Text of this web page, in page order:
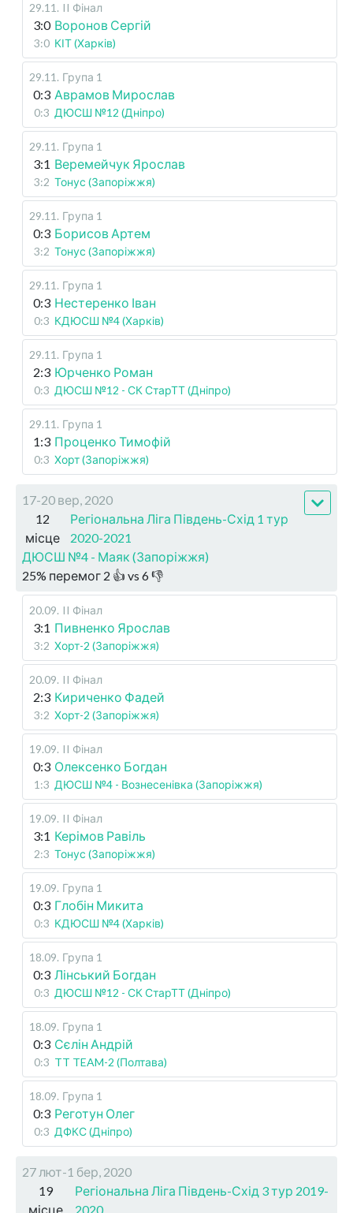
29.11 . II Фінал
3:0 Воронов Сергій
3:0 КІТ (Харків)
29.11 . Група 1
0:3 Аврамов Мирослав
0:3 ДЮСШ №12 (Дніпро)
29.11 . Група 1
3:1 Веремейчук Ярослав
3:2 Тонус (Запоріжжя)
29.11 . Група 1
0:3 Борисов Артем
3:2 Тонус (Запоріжжя)
29.11 . Група 1
0:3 Нестеренко Іван
0:3 КДЮСШ №4 (Харків)
29.11 . Група 1
2:3 Юрченко Роман
0:3 ДЮСШ №12 - СК СтарТТ (Дніпро)
29.11 . Група 1
1:3 Проценко Тимофій
0:3 Хорт (Запоріжжя)
17-20 вер, 2020
12
місце
Регіональна Ліга Південь-Схід 1 тур
2020-2021
ДЮСШ №4 - Маяк (Запоріжжя)
25% перемог 2 👍 vs 6👎
20.09. II Фінал
3:1 Пивненко Ярослав
3:2 Хорт-2 (Запоріжжя)
20.09. II Фінал
2:3 Кириченко Фадей
3:2 Хорт-2 (Запоріжжя)
19.09. II Фінал
0:3 Олексенко Богдан
1:3 ДЮСШ №4 - Вознесенівка (Запоріжжя)
19.09. II Фінал
3:1 Керімов Равіль
2:3 Тонус (Запоріжжя)
19.09. Група 1
0:3 Глобін Микита
0:3 КДЮСШ №4 (Харків)
18.09. Група 1
0:3 Лінський Богдан
0:3 ДЮСШ №12 - СК СтарТТ (Дніпро)
18.09. Група 1
0:3 Сєлін Андрій
0:3 TT TEAM-2 (Полтава)
18.09. Група 1
0:3 Реготун Олег
0:3 ДФКС (Дніпро)
27 лют-1 бер, 2020
19
місце
Регіональна Ліга Південь-Схід 3 тур 2019-
2020